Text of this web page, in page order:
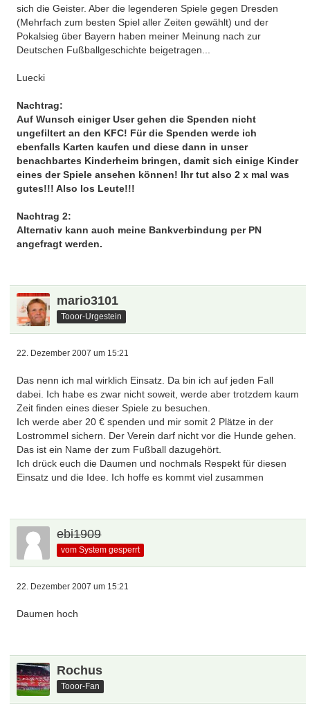
sich die Geister. Aber die legenderen Spiele gegen Dresden
(Mehrfach zum besten Spiel aller Zeiten gewählt) und der
Pokalsieg über Bayern haben meiner Meinung nach zur
Deutschen Fußballgeschichte beigetragen...
Luecki
Nachtrag:
Auf Wunsch einiger User gehen die Spenden nicht
ungefiltert an den KFC! Für die Spenden werde ich
ebenfalls Karten kaufen und diese dann in unser
benachbartes Kinderheim bringen, damit sich einige Kinder
eines der Spiele ansehen können! Ihr tut also 2 x mal was
gutes!!! Also los Leute!!!
Nachtrag 2:
Alternativ kann auch meine Bankverbindung per PN
angefragt werden.
mario3101
Tooor-Urgestein
22. Dezember 2007 um 15:21
Das nenn ich mal wirklich Einsatz. Da bin ich auf jeden Fall
dabei. Ich habe es zwar nicht soweit, werde aber trotzdem kaum
Zeit finden eines dieser Spiele zu besuchen.
Ich werde aber 20 € spenden und mir somit 2 Plätze in der
Lostrommel sichern. Der Verein darf nicht vor die Hunde gehen.
Das ist ein Name der zum Fußball dazugehört.
Ich drück euch die Daumen und nochmals Respekt für diesen
Einsatz und die Idee. Ich hoffe es kommt viel zusammen
ebi1909
vom System gesperrt
22. Dezember 2007 um 15:21
Daumen hoch
Rochus
Tooor-Fan